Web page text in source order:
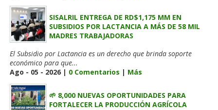
SISALRIL ENTREGA DE RD$1,175 MM EN
SUBSIDIOS POR LACTANCIA A MÁS DE 58 MIL
MADRES TRABAJADORAS
El Subsidio por Lactancia es un derecho que brinda soporte
económico para que...
Ago - 05 - 2026 | 0 Comentarios | Más
🌱 8,000 NUEVAS OPORTUNIDADES PARA
FORTALECER LA PRODUCCIÓN AGRÍCOLA